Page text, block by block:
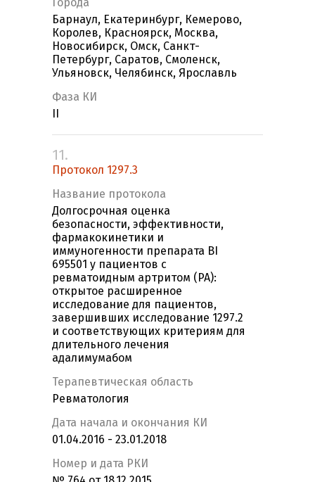
Города
Барнаул, Екатеринбург, Кемерово,
Королев, Красноярск, Москва,
Новосибирск, Омск, Санкт-
Петербург, Саратов, Смоленск,
Ульяновск, Челябинск, Ярославль
Фаза КИ
11.
Протокол 1297.3
Название протокола
Долгосрочная оценка
безопасности, эффективности,
фармакокинетики и
иммуногенности препарата BI
695501 у пациентов с
ревматоидным артритом (РА):
открытое расширенное
исследование для пациентов,
завершивших исследование 1297.2
и соответствующих критериям для
длительного лечения
адалимумабом
Терапевтическая область
Ревматология
Дата начала и окончания КИ
01.04.2016 - 23.01.2018
Номер и дата РКИ